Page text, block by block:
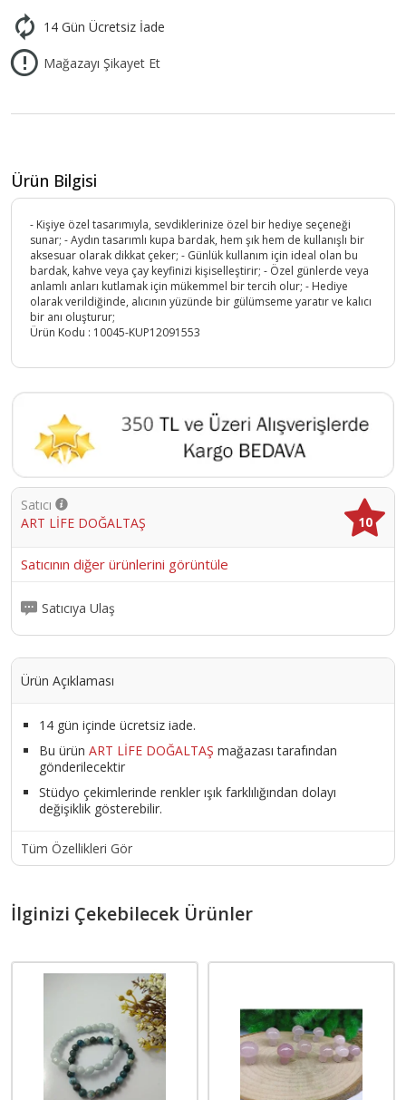
14 Gün Ücretsiz İade
Mağazayı Şikayet Et
Ürün Bilgisi
- Kişiye özel tasarımıyla, sevdiklerinize özel bir hediye seçeneği
sunar; - Aydın tasarımlı kupa bardak, hem şık hem de kullanışlı bir
aksesuar olarak dikkat çeker; - Günlük kullanım için ideal olan bu
bardak, kahve veya çay keyfinizi kişiselleştirir; - Özel günlerde veya
anlamlı anları kutlamak için mükemmel bir tercih olur; - Hediye
olarak verildiğinde, alıcının yüzünde bir gülümseme yaratır ve kalıcı
bir anı oluşturur;
Ürün Kodu : 10045-KUP12091553
Satıcı
ART LİFE DOĞALTAŞ
10
Satıcının diğer ürünlerini görüntüle
Satıcıya Ulaş
Ürün Açıklaması
14 gün içinde ücretsiz iade.
Bu ürün ART LİFE DOĞALTAŞ mağazası tarafından
gönderilecektir
Stüdyo çekimlerinde renkler ışık farklılığından dolayı
değişiklik gösterebilir.
Tüm Özellikleri Gör
İlginizi Çekebilecek Ürünler